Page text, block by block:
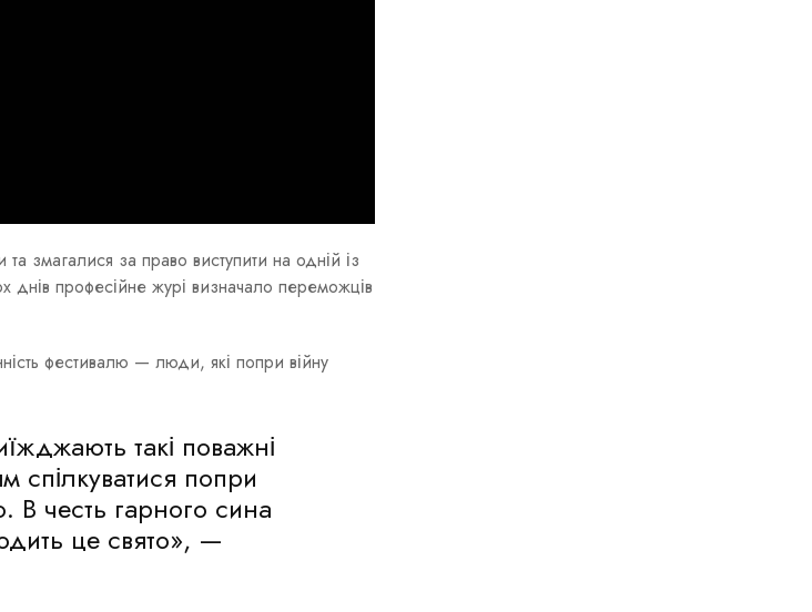
змагалися за право виступити на одній із
днів професійне журі визначало переможців
фестивалю — люди, які попри війну
такі поважні
попри
В честь гарного сина
це свято», —